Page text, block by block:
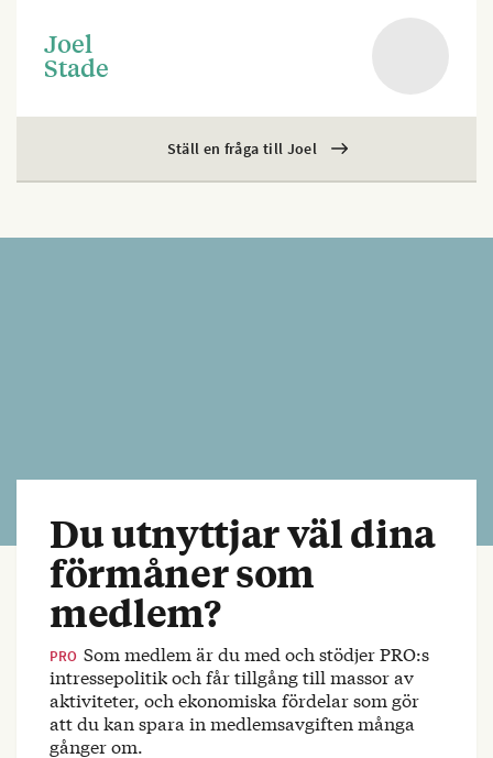
Joel
Stade
Ställ en fråga till Joel
Du utnyttjar väl dina
förmåner som
medlem?
PRO Som medlem är du med och stödjer PRO:s
intressepolitik och får tillgång till massor av
aktiviteter, och ekonomiska fördelar som gör
att du kan spara in medlemsavgiften många
gånger om.